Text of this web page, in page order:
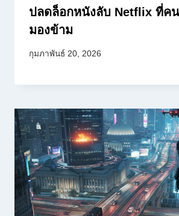
ปลดล็อกหนังลับ Netflix ที่ค
มองข้าม
กุมภาพันธ์ 20, 2026